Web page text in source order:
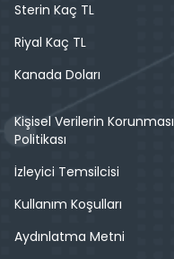
Sterin Kaç TL
Riyal Kaç TL
Kanada Doları
Kişisel Verilerin Korunması
Politikası
İzleyici Temsilcisi
Kullanım Koşulları
Aydınlatma Metni